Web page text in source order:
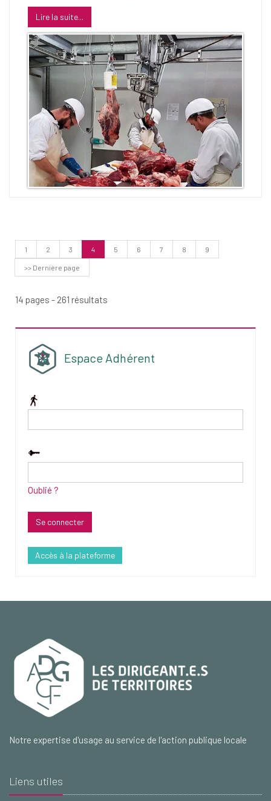
Lire la suite...
1 2 3 4(Page
courante)
5 6 7 8 9
>> Dernière page
14 pages - 261 résultats
Espace Adhérent
Oublié ?
Accès à la plateforme
Notre expertise d'usage au service de l'action publique locale
Liens utiles